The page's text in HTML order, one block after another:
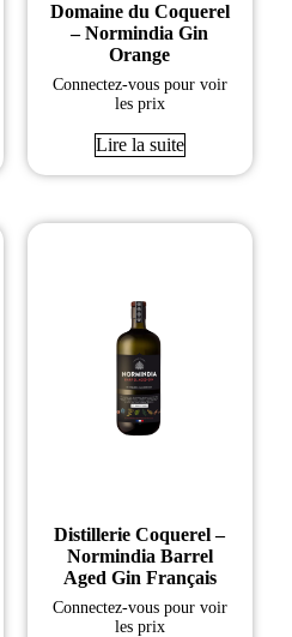
Domaine du Coquerel
– Normindia Gin
Orange
Connectez-vous pour voir
les prix
Lire la suite
Distillerie Coquerel –
Normindia Barrel
Aged Gin Français
Connectez-vous pour voir
les prix